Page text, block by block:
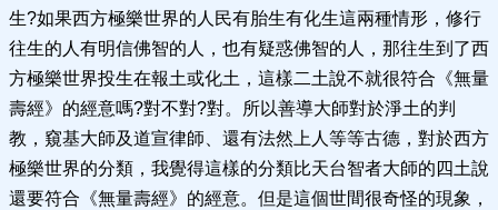
生?如果西方極樂世界的人民有胎生有化生這兩種情形，修行
往生的人有明信佛智的人，也有疑惑佛智的人，那往生到了西
方極樂世界投生在報土或化土，這樣二土說不就很符合《無量
壽經》的經意嗎?對不對?對。所以善導大師對於淨土的判
教，窺基大師及道宣律師、還有法然上人等等古德，對於西方
極樂世界的分類，我覺得這樣的分類比天台智者大師的四土說
還要符合《無量壽經》的經意。但是這個世間很奇怪的現象，